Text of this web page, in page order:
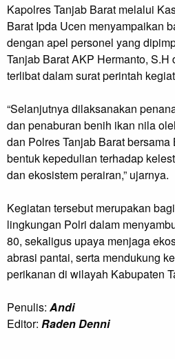
Kapolres Tanjab Barat melalui
Barat Ipda Ucen menyampaikan
dengan apel personel yang
Tanjab Barat AKP Hermanto,
terlibat dalam surat perintah
“Selanjutnya dilaksanakan
dan penaburan benih ikan nila
dan Polres Tanjab Barat
bentuk kepedulian terhadap
dan ekosistem perairan,” ujarnya.
Kegiatan tersebut merupakan
lingkungan Polri dalam
80, sekaligus upaya menjaga
abrasi pantai, serta mendukung
perikanan di wilayah Kabupaten
Penulis: Andi
Editor: Raden Denni